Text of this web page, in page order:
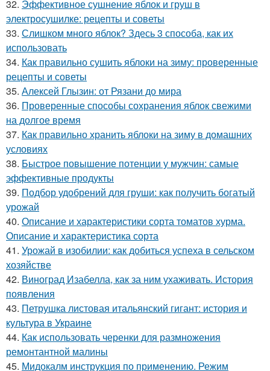
32. Эффективное сушнение яблок и груш в
электросушилке: рецепты и советы
33. Слишком много яблок? Здесь 3 способа, как их
использовать
34. Как правильно сушить яблоки на зиму: проверенные
рецепты и советы
35. Алексей Глызин: от Рязани до мира
36. Проверенные способы сохранения яблок свежими
на долгое время
37. Как правильно хранить яблоки на зиму в домашних
условиях
38. Быстрое повышение потенции у мужчин: самые
эффективные продукты
39. Подбор удобрений для груши: как получить богатый
урожай
40. Описание и характеристики сорта томатов хурма.
Описание и характеристика сорта
41. Урожай в изобилии: как добиться успеха в сельском
хозяйстве
42. Виноград Изабелла, как за ним ухаживать. История
появления
43. Петрушка листовая итальянский гигант: история и
культура в Украине
44. Как использовать черенки для размножения
ремонтантной малины
45. Мидокалм инструкция по применению. Режим